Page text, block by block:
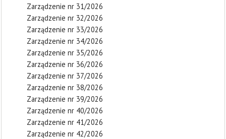
Zarządzenie nr 31/2026
Zarządzenie nr 32/2026
Zarządzenie nr 33/2026
Zarządzenie nr 34/2026
Zarządzenie nr 35/2026
Zarządzenie nr 36/2026
Zarządzenie nr 37/2026
Zarządzenie nr 38/2026
Zarządzenie nr 39/2026
Zarządzenie nr 40/2026
Zarządzenie nr 41/2026
Zarządzenie nr 42/2026